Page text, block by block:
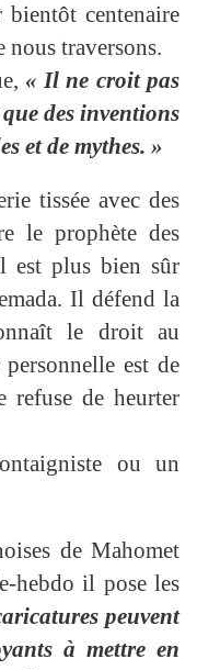
bientôt centenaire
nous traversons.
« Il ne croit pas
des inventions
et de mythes. »
tissée avec des
le prophète des
est plus bien sûr
Il défend la
le droit au
est de
refuse de heurter
ou un
de Mahomet
hebdo il pose les
peuvent
à mettre en